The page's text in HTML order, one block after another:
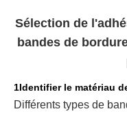
Sélection de
bandes de
1Identifier le matériau
Différents types de